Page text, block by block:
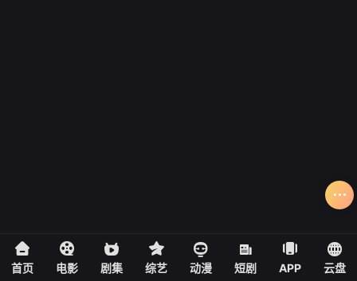
首页 电影 剧集 综艺 动漫 短剧 APP 云盘